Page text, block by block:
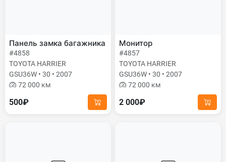
Панель замка багажника
#4858
TOYOTA HARRIER
GSU36W • 30 • 2007
72 000 км
500₽
Монитор
#4857
TOYOTA HARRIER
GSU36W • 30 • 2007
72 000 км
2 000₽